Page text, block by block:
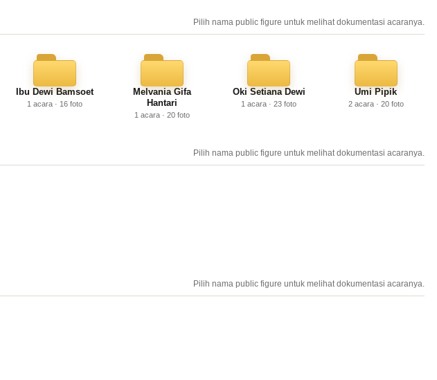
Pilih nama public figure untuk melihat dokumentasi acaranya.
Ibu Dewi Bamsoet
1 acara · 16 foto
Melvania Gifa
Hantari
1 acara · 20 foto
Oki Setiana Dewi
1 acara · 23 foto
Umi Pipik
2 acara · 20 foto
Pilih nama public figure untuk melihat dokumentasi acaranya.
Pilih nama public figure untuk melihat dokumentasi acaranya.